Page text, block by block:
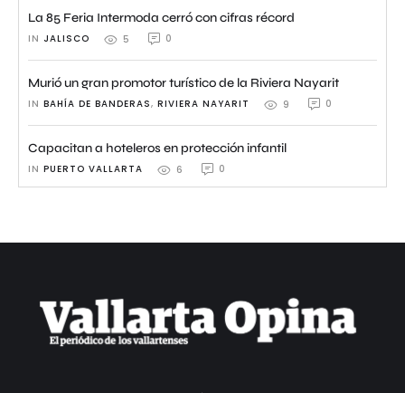
La 85 Feria Intermoda cerró con cifras récord
IN JALISCO 5 0
Murió un gran promotor turístico de la Riviera Nayarit
IN BAHÍA DE BANDERAS, RIVIERA NAYARIT 9 0
Capacitan a hoteleros en protección infantil
IN PUERTO VALLARTA 6 0